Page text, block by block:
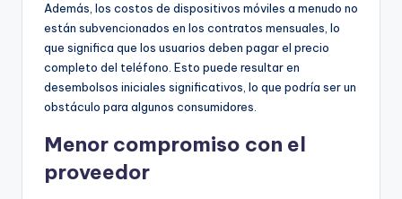
Además, los costos de dispositivos móviles a menudo no
están subvencionados en los contratos mensuales, lo
que significa que los usuarios deben pagar el precio
completo del teléfono. Esto puede resultar en
desembolsos iniciales significativos, lo que podría ser un
obstáculo para algunos consumidores.
Menor compromiso con el
proveedor